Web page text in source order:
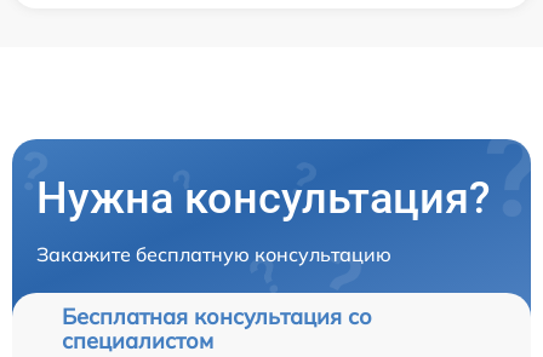
Нужна консультация?
Закажите бесплатную консультацию
Бесплатная консультация со
специалистом